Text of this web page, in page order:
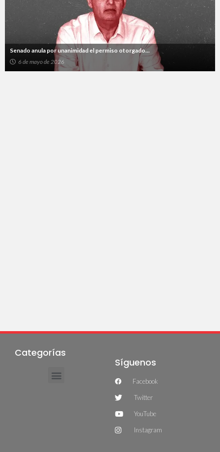
Senado anula por unanimidad el permiso otorgado...
6 de mayo de 2026
Categorías
Síguenos
Facebook
Twitter
YouTube
Instagram